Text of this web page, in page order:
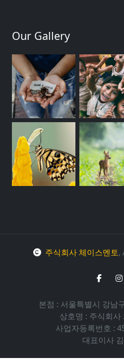
Our Gallery
주식회사 체이스멘토,
본점 : 서울특별시 강남
상호명 : 주식회사
사업자등록번호 :
대표이사